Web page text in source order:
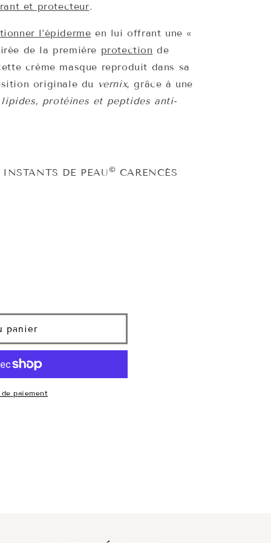
n
et protecteur.
l’épiderme en lui offrant une «
de la première protection de
crème masque reproduit dans sa
originale du vernix, grâce à une
lipides, protéines et peptides anti-
DE PEAU© CARENCÉS
panier
de paiement